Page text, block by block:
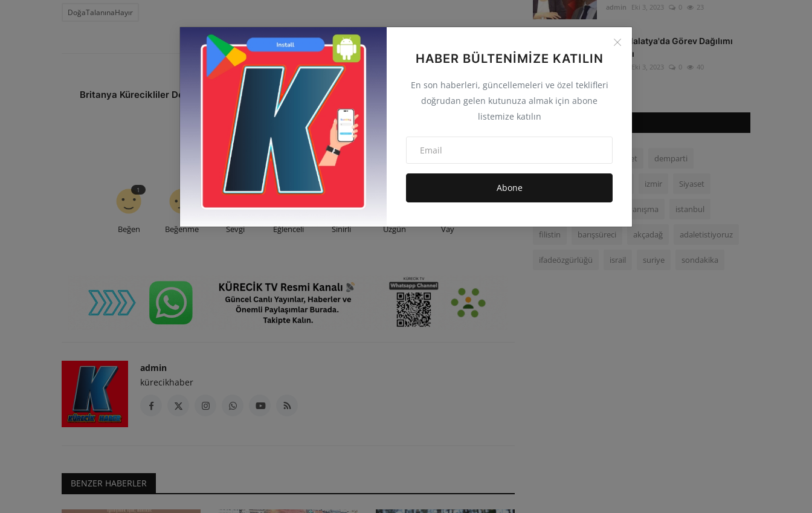
HABER BÜLTENIMIZE KATILIN
En son haberleri, güncellemeleri ve özel teklifleri
doğrudan gelen kutunuza almak için abone
listemize katılın
Abone
DoğaTalanınaHayır
ÖNCEKI HABER
Britanya Kürecikliler Derneği’nde Yeni Dönem
Başladı
SONRAKI HABER
Taşın Vicdanı, Suyun Dili
Beğen
1
Beğenme Sevgi
0
Eğlenceli
0
Sinirli Üzgün Vay
admin
kürecikhaber
BENZER HABERLER
admin Eki 3, 2023 0 23
CHP Malatya'da Görev Dağılımı
Yapıldı
Eki 3, 2023 0 40
adalet demparti
izmir Siyaset
dayanışma istanbul
filistin barışsüreci akçadağ adaletistiyoruz
ifadeözgürlüğü israil suriye sondakika